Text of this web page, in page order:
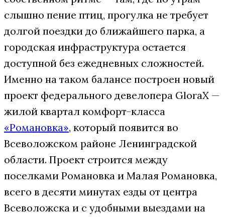
слышно пение птиц, прогулка не требует
долгой поездки до ближайшего парка, а
городская инфраструктура остается
доступной без ежедневных сложностей.
Именно на таком балансе построен новый
проект федерального девелопера GloraX —
жилой квартал комфорт-класса
«Романовка», который появится во
Всеволожском районе Ленинградской
области. Проект строится между
поселками Романовка и Малая Романовка,
всего в десяти минутах езды от центра
Всеволожска и с удобными выездами на